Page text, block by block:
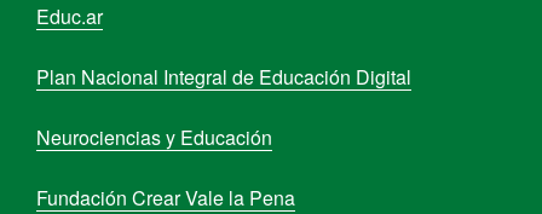
Educ.ar
Plan Nacional Integral de Educación Digital
Neurociencias y Educación
Fundación Crear Vale la Pena